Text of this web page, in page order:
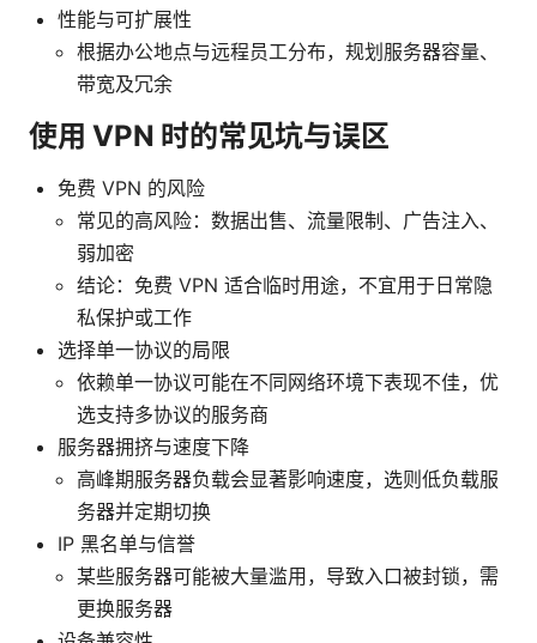
性能与可扩展性
根据办公地点与远程员工分布，规划服务器容量、
带宽及冗余
使用 VPN 时的常见坑与误区
免费 VPN 的风险
常见的高风险：数据出售、流量限制、广告注入、
弱加密
结论：免费 VPN 适合临时用途，不宜用于日常隐
私保护或工作
选择单一协议的局限
依赖单一协议可能在不同网络环境下表现不佳，优
选支持多协议的服务商
服务器拥挤与速度下降
高峰期服务器负载会显著影响速度，选则低负载服
务器并定期切换
IP 黑名单与信誉
某些服务器可能被大量滥用，导致入口被封锁，需
更换服务器